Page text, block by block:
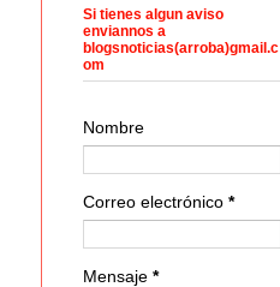
Si tienes algun aviso
enviannos a
blogsnoticias(arroba)gmail.c
om
Nombre
Correo electrónico *
Mensaje *